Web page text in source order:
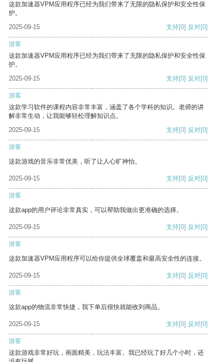
这款加速器VPM应用程序已经为我们带来了无限的隐私保护和安全性保
护。
2025-09-15
支持[0] 反对[0]
游客
这款加速器VPM应用程序已经为我们带来了无限的隐私保护和安全性保
护。
2025-09-15
支持[0] 反对[0]
游客
这款学习软件的课程内容非常丰富，涵盖了各个学科的知识。老师的讲
解非常生动，让我能够轻松理解知识点。
2025-09-15
支持[0] 反对[0]
游客
这款游戏的音乐非常优美，听了让人心旷神怡。
2025-09-15 支持[0] 反对[0]
游客
这款app的用户评论非常真实，可以帮助我做出更准确的选择。
2025-09-15 支持[0] 反对[0]
游客
这款加速器VPM应用程序可以给你提供全球覆盖和最高安全性的连接。
2025-09-15 支持[0] 反对[0]
游客
这款app的物流非常快捷，我下单后很快就能收到商品。
2025-09-15 支持[0] 反对[0]
游客
这款游戏非常好玩，画面精美，玩法丰富。我已经玩了好几个小时，还